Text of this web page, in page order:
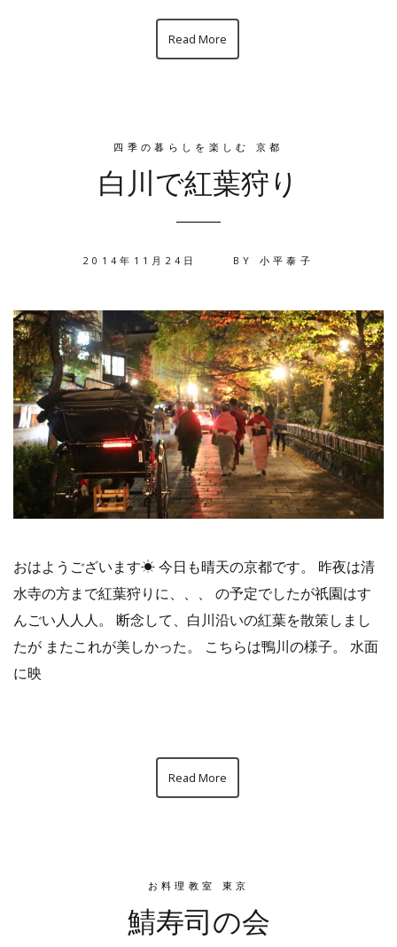
Read More
四季の暮らしを楽しむ 京都
白川で紅葉狩り
2014年11月24日 BY 小平泰子
おはようございます☀︎ 今日も晴天の京都です。 昨夜は清
水寺の方まで紅葉狩りに、、、 の予定でしたが祇園はす
んごい人人人。 断念して、白川沿いの紅葉を散策しまし
たが またこれが美しかった。 こちらは鴨川の様子。 水面
に映
Read More
お料理教室 東京
鯖寿司の会